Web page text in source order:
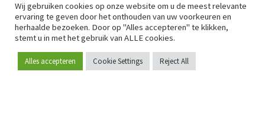
Word lid
Wij gebruiken cookies op onze website om u de meest relevante
ervaring te geven door het onthouden van uw voorkeuren en
herhaalde bezoeken. Door op "Alles accepteren" te klikken,
stemt u in met het gebruik van ALLE cookies.
Alles accepteren Cookie Settings Reject All